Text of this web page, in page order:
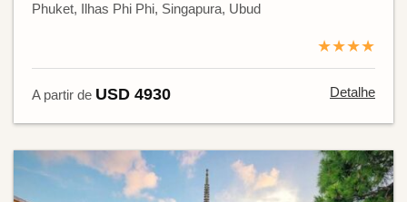
Phuket, Ilhas Phi Phi, Singapura, Ubud
★★★★
A partir de USD 4930 Detalhe